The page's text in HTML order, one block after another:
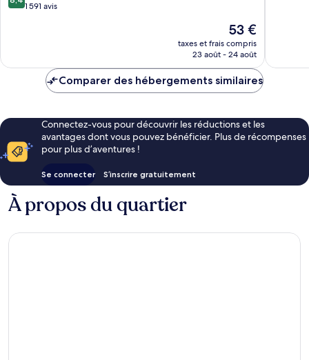
sur 1 591 avis
Le
nouveau
prix
de
53 €
taxes et frais compris
23 août - 24 août
Comparer des hébergements similaires
Connectez-vous pour découvrir les réductions et les
avantages dont vous pouvez bénéficier. Plus de récompenses
pour plus d’aventures !
Se connecter S’inscrire gratuitement
À propos du quartier